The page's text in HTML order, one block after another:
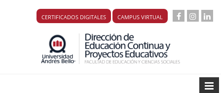
CERTIFICADOS DIGITALES CAMPUS VIRTUAL